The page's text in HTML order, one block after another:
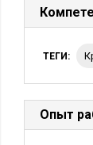
ТЕГИ:
Опыт